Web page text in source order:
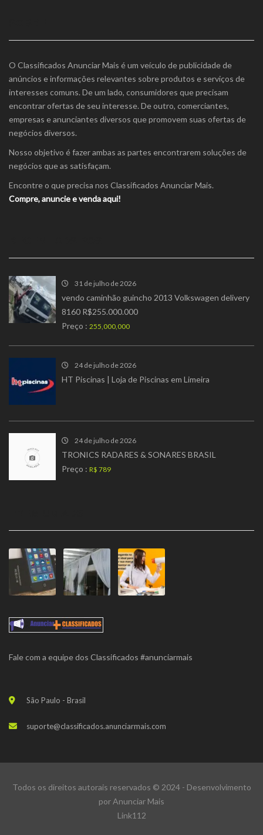
O Classificados Anunciar Mais é um veículo de publicidade de
anúncios e informações relevantes sobre produtos e serviços de
interesses comuns. De um lado, consumidores que precisam
encontrar ofertas de seu interesse. De outro, comerciantes,
empresas e anunciantes diversos que promovem suas ofertas de
negócios diversos.
Nosso objetivo é fazer ambas as partes encontrarem soluções de
negócios que as satisfaçam.
Encontre o que precisa nos Classificados Anunciar Mais.
Compre, anuncie e venda aqui!
31 de julho de 2026
vendo caminhão guincho 2013 Volkswagen delivery
8160 R$255.000.000
Preço : 255,000,000
24 de julho de 2026
HT Piscinas | Loja de Piscinas em Limeira
24 de julho de 2026
TRONICS RADARES & SONARES BRASIL
Preço : R$ 789
Fale com a equipe dos Classificados #anunciarmais
São Paulo - Brasil
suporte@classificados.anunciarmais.com
Todos os direitos autorais reservados © 2024 - Desenvolvimento
porAnunciar Mais
Link112